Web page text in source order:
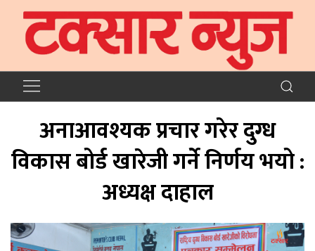
अनाआवश्यक प्रचार गरेर दुग्ध
विकास बोर्ड खारेजी गर्ने निर्णय भयो :
अध्यक्ष दाहाल